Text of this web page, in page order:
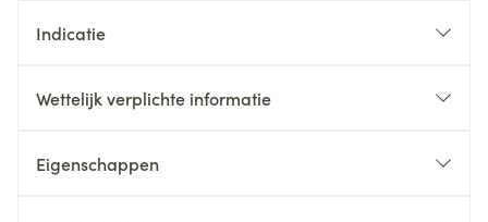
Indicatie
Wettelijk verplichte informatie
Eigenschappen